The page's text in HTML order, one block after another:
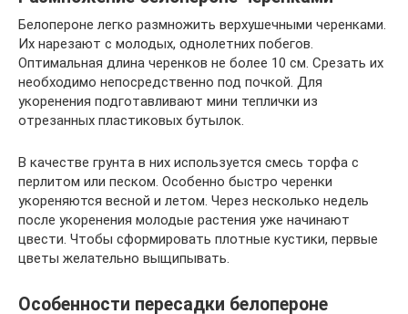
Белопероне легко размножить верхушечными черенками.
Их нарезают с молодых, однолетних побегов.
Оптимальная длина черенков не более 10 см. Срезать их
необходимо непосредственно под почкой. Для
укоренения подготавливают мини теплички из
отрезанных пластиковых бутылок.
В качестве грунта в них используется смесь торфа с
перлитом или песком. Особенно быстро черенки
укореняются весной и летом. Через несколько недель
после укоренения молодые растения уже начинают
цвести. Чтобы сформировать плотные кустики, первые
цветы желательно выщипывать.
Особенности пересадки белопероне